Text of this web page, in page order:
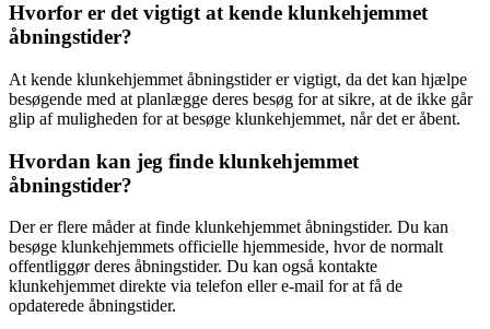
Hvorfor er det vigtigt at kende klunkehjemmet
åbningstider?
At kende klunkehjemmet åbningstider er vigtigt, da det kan hjælpe
besøgende med at planlægge deres besøg for at sikre, at de ikke går
glip af muligheden for at besøge klunkehjemmet, når det er åbent.
Hvordan kan jeg finde klunkehjemmet
åbningstider?
Der er flere måder at finde klunkehjemmet åbningstider. Du kan
besøge klunkehjemmets officielle hjemmeside, hvor de normalt
offentliggør deres åbningstider. Du kan også kontakte
klunkehjemmet direkte via telefon eller e-mail for at få de
opdaterede åbningstider.